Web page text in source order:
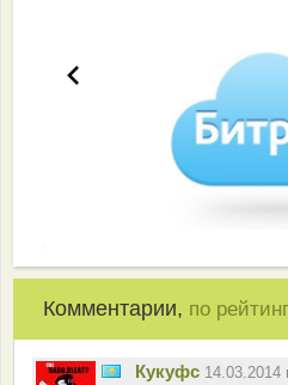
Комментарии, по
Кукуфс